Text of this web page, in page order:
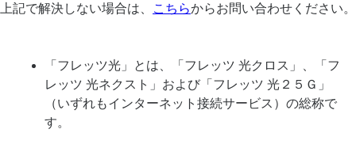
上記で解決しない場合は、 こちらからお問い合わせください。
「フレッツ光」とは、「フレッツ 光クロス」、「フ
レッツ 光ネクスト」および「フレッツ 光２５Ｇ」
（いずれもインターネット接続サービス）の総称で
す。